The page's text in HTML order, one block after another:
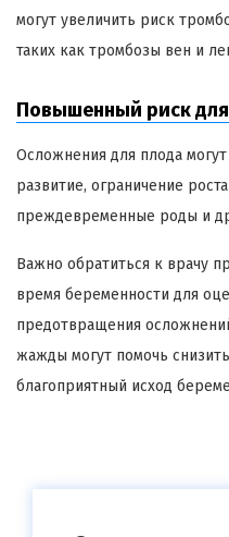
могут увеличить риск
таких как тромбозы вен и
Повышенный риск
Осложнения для плода
развитие, ограничение
преждевременные роды и
Важно обратиться к врачу
время беременности для
предотвращения
жажды могут помочь
благоприятный исход